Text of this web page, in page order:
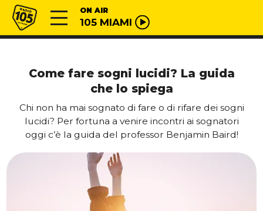
Vai al contenuto
Radio 105 ON AIR
105 MIAMI
Come fare sogni lucidi? La guida
che lo spiega
Chi non ha mai sognato di fare o di rifare dei sogni
lucidi? Per fortuna a venire incontri ai sognatori
oggi c’è la guida del professor Benjamin Baird!